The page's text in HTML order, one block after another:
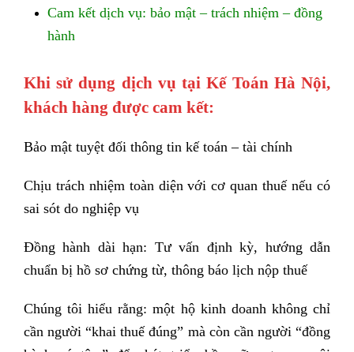
Cam kết dịch vụ: bảo mật – trách nhiệm – đồng
hành
Khi sử dụng dịch vụ tại Kế Toán Hà Nội,
khách hàng được cam kết:
Bảo mật tuyệt đối thông tin kế toán – tài chính
Chịu trách nhiệm toàn diện với cơ quan thuế nếu có
sai sót do nghiệp vụ
Đồng hành dài hạn: Tư vấn định kỳ, hướng dẫn
chuẩn bị hồ sơ chứng từ, thông báo lịch nộp thuế
Chúng tôi hiểu rằng: một hộ kinh doanh không chỉ
cần người “khai thuế đúng” mà còn cần người “đồng